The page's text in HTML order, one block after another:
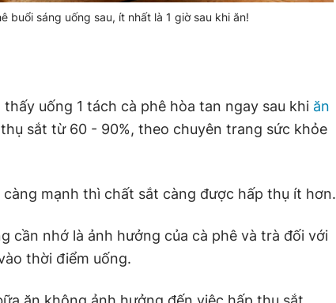
buổi sáng uống sau, ít nhất là 1 giờ sau khi ăn!
uống 1 tách cà phê hòa tan ngay sau khi ăn
sắt từ 60 - 90%, theo chuyên trang sức khỏe
mạnh thì chất sắt càng được hấp thụ ít hơn.
cần nhớ là ảnh hưởng của cà phê và trà đối với
thời điểm uống.